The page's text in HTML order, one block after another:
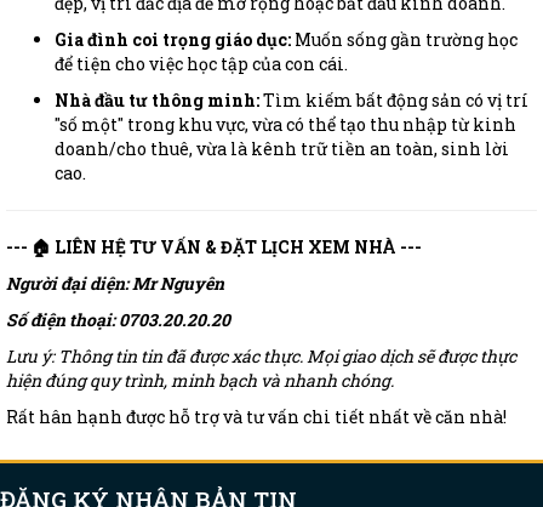
Gia đình coi trọng giáo dục: Muốn sống gần trường học
để tiện cho việc học tập của con cái.
Nhà đầu tư thông minh:Tìm kiếm bất động sản có vị trí
"số một" trong khu vực, vừa có thể tạo thu nhập từ kinh
doanh/cho thuê, vừa là kênh trữ tiền an toàn, sinh lời
cao.
--- 🏠 LIÊN HỆ TƯ VẤN & ĐẶT LỊCH XEM NHÀ ---
Người đại diện: Mr Nguyên
Số điện thoại: 0703.20.20.20
Lưu ý: Thông tin tin đã được xác thực. Mọi giao dịch sẽ được thực
hiện đúng quy trình, minh bạch và nhanh chóng.
Rất hân hạnh được hỗ trợ và tư vấn chi tiết nhất về căn nhà!
ĐĂNG KÝ NHẬN BẢN TIN